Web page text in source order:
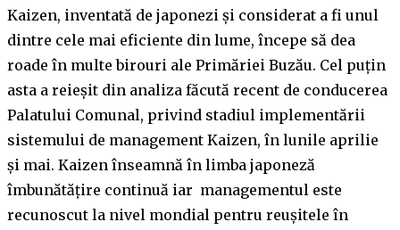
Kaizen, inventată de japonezi și considerat a fi unul
dintre cele mai eficiente din lume, începe să dea
roade în multe birouri ale Primăriei Buzău. Cel puțin
asta a reieșit din analiza făcută recent de conducerea
Palatului Comunal, privind stadiul implementării
sistemului de management Kaizen, în lunile aprilie
şi mai. Kaizen înseamnă în limba japoneză
îmbunătățire continuă iar managementul este
recunoscut la nivel mondial pentru reuşitele în